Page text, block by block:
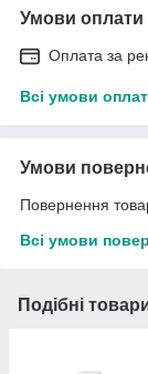
Умови оплати
Оплата за
Всі умови
Умови
Повернення
Всі умови
Подібні